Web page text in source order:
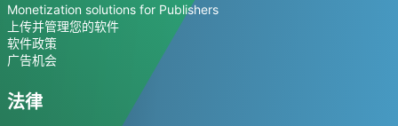
Monetization solutions for Publishers
上传并管理您的软件
软件政策
广告机会
法律